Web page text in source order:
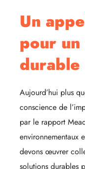
Un
pour un
durable
Aujourd’hui plus
conscience de
par le rapport
environnementaux
devons œuvrer
solutions durables